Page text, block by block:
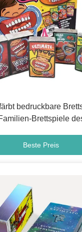
bedruckbare
Brettspiele
Beste Preis